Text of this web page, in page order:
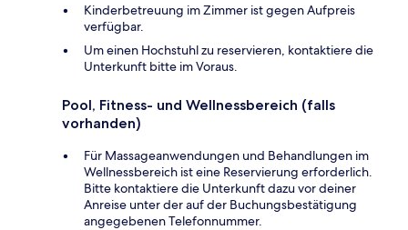
Kinderbetreuung im Zimmer ist gegen Aufpreis
verfügbar.
Um einen Hochstuhl zu reservieren, kontaktiere die
Unterkunft bitte im Voraus.
Pool, Fitness- und Wellnessbereich (falls
vorhanden)
Für Massageanwendungen und Behandlungen im
Wellnessbereich ist eine Reservierung erforderlich.
Bitte kontaktiere die Unterkunft dazu vor deiner
Anreise unter der auf der Buchungsbestätigung
angegebenen Telefonnummer.